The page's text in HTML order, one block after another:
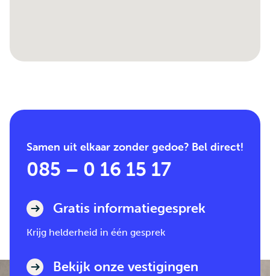
Samen uit elkaar zonder gedoe? Bel direct!
085 – 0 16 15 17
Gratis informatiegesprek
Krijg helderheid in één gesprek
Bekijk onze vestigingen